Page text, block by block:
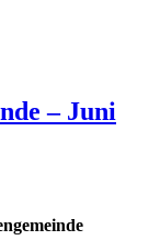
– Juni